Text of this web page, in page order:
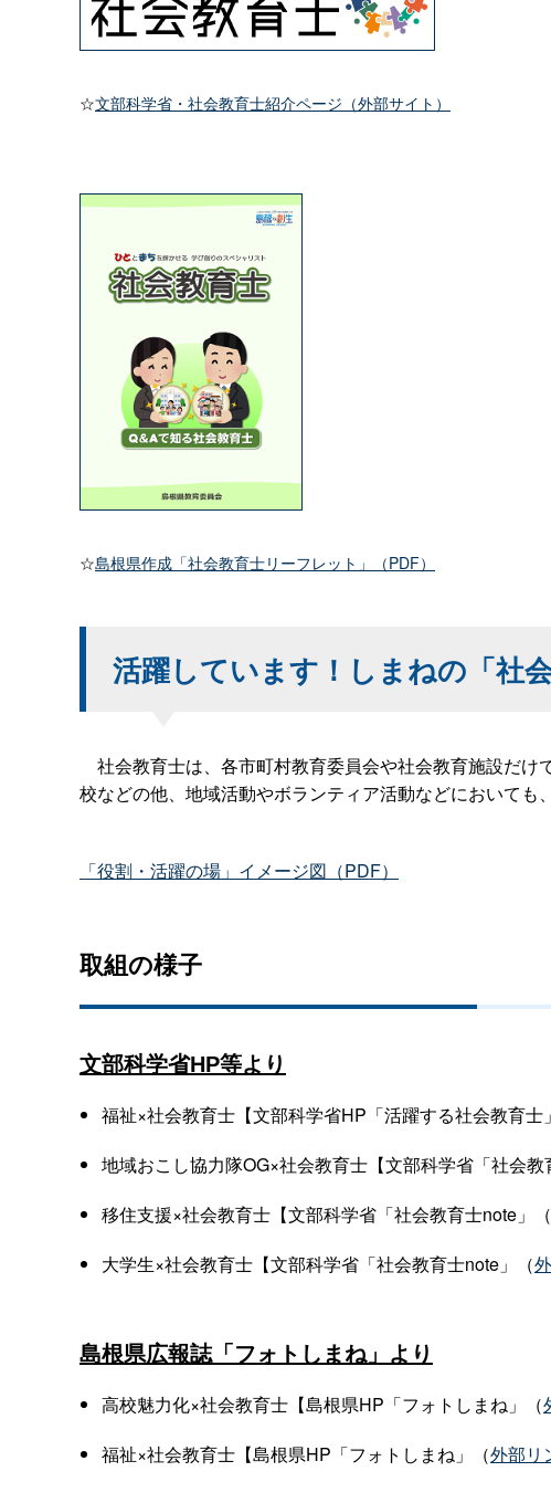
☆文部科学省・社会教育士紹介ページ（外部サイト）
☆島根県作成「社会教育士リーフレット」（PDF）
活躍しています！しまねの「社会
社会教育士は、各市町村教育委員会や社会教育施設だけ
校などの他、地域活動やボランティア活動などにおいても
「役割・活躍の場」イメージ図（PDF）
取組の様子
文部科学省HP等より
福祉×社会教育士【文部科学省HP「活躍する社会教育士
地域おこし協力隊OG×社会教育士【文部科学省「社会教
移住支援×社会教育士【文部科学省「社会教育士note」（
大学生×社会教育士【文部科学省「社会教育士note」（
島根県広報誌「フォトしまね」より
高校魅力化×社会教育士【島根県HP「フォトしまね」（
福祉×社会教育士【島根県HP「フォトしまね」（外部リ